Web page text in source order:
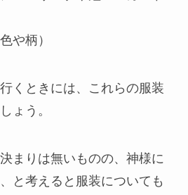
や柄）
くときには、これらの服装
ょう。
まりは無いものの、神様に
と考えると服装についても